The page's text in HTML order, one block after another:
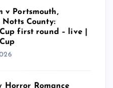
v Portsmouth,
Notts County:
first round – live |
Horror Romance